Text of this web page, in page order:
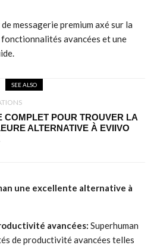
messagerie premium axé sur la
avancées et une
SEE ALSO
COMPLET POUR TROUVER LA
ALTERNATIVE À EVIIVO
une excellente alternative à
avancées: Superhuman
de productivité avancées telles